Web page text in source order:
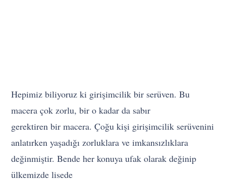
Hepimiz biliyoruz ki girişimcilik bir serüven. Bu
macera çok zorlu, bir o kadar da sabır
gerektiren bir macera. Çoğu kişi girişimcilik serüvenini
anlatırken yaşadığı zorluklara ve imkansızlıklara
değinmiştir. Bende her konuya ufak olarak değinip
ülkemizde lisede